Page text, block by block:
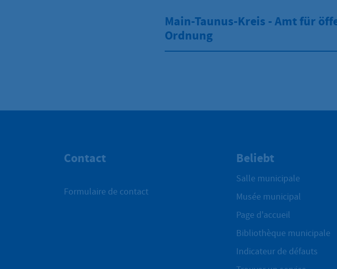
Main-Taunus-Kreis - Amt für
Ordnung
Contact
Formulaire de contact
Beliebt
Salle municipale
Musée municipal
Page d'accueil
Bibliothèque municipale
Indicateur de défauts